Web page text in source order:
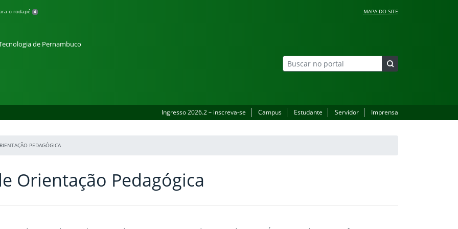
o rodapé 4 MAPA DO SITE
de Pernambuco
Ingresso 2026.2 – inscreva-se Campus Estudante Servidor Imprensa
PEDAGÓGICA
Orientação Pedagógica